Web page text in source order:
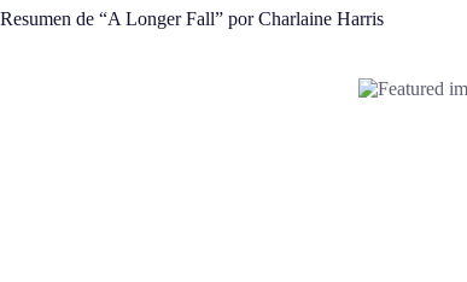
Resumen de “A Longer Fall” por Charlaine Harris